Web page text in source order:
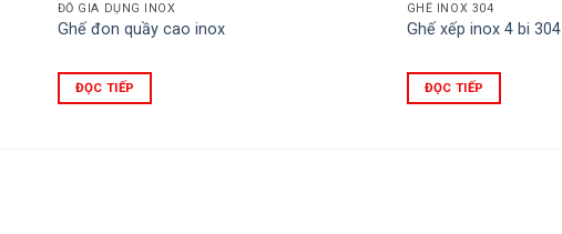
ĐỒ GIA DỤNG INOX
Ghế đon quầy cao inox
ĐỌC TIẾP
GHẾ INOX 304
Ghế xếp inox 4 bi 304
ĐỌC TIẾP